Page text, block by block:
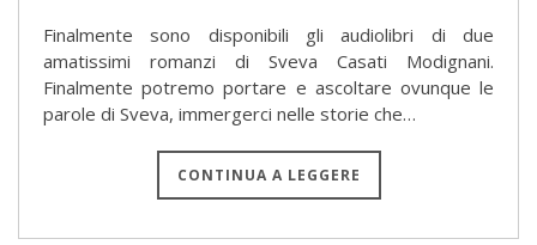
Finalmente sono disponibili gli audiolibri di due
amatissimi romanzi di Sveva Casati Modignani.
Finalmente potremo portare e ascoltare ovunque le
parole di Sveva, immergerci nelle storie che…
CONTINUA A LEGGERE